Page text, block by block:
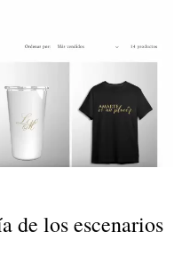
de los escenarios